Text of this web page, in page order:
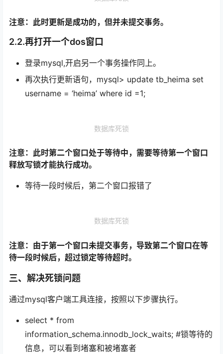
注意：此时更新是成功的，但并未提交事务。
2.2.再打开一个dos窗口
登录mysql,开启另一个事务操作同上。
再次执行更新语句，mysql> update tb_heima set
username = ‘heima’ where id =1;
数据库死锁
注意：此时第二个窗口处于等待中，需要等待第一个窗口
释放写锁才能执行成功。
等待一段时候后，第二个窗口报错了
数据库死锁
注意：由于第一个窗口未提交事务，导致第二个窗口在等
待一段时候后，超过锁定等待超时。
三、解决死锁问题
通过mysql客户端工具连接，按照以下步骤执行。
select * from
information_schema.innodb_lock_waits; #锁等待的
信息，可以看到堵塞和被堵塞者